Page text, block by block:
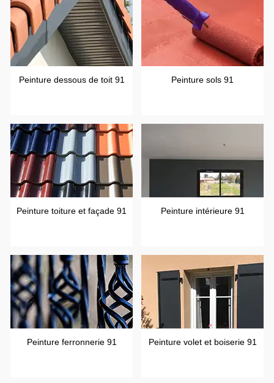
Peinture dessous de toit 91 Peinture sols 91
Peinture toiture et façade 91 Peinture intérieure 91
Peinture ferronnerie 91 Peinture volet et boiserie 91